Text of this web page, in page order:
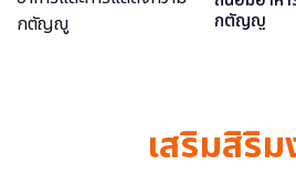
กตัญญู
เสริมสิริ